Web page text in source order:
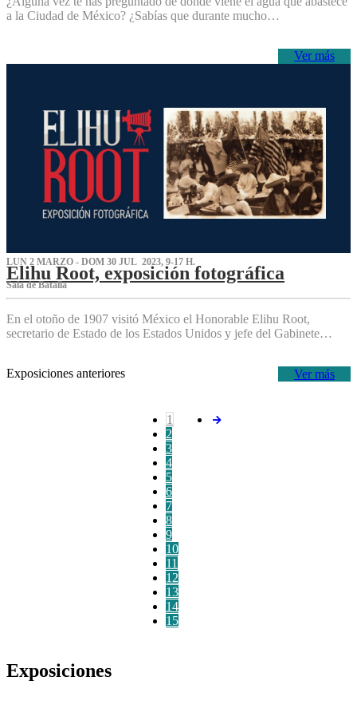
a la Ciudad de México? ¿Sabías que durante mucho…
Ver más
LUN 2 MARZO - DOM 30 JUL 2023, 9-17 H.
Elihu Root, exposición fotográfica
Sala de Batalla
En el otoño de 1907 visitó México el Honorable Elihu Root,
secretario de Estado de los Estados Unidos y jefe del Gabinete…
Ver más
Exposiciones anteriores
1
2
3
4
5
6
7
8
9
10
11
12
13
14
15
Exposiciones